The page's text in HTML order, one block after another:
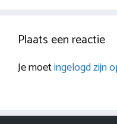
Plaats een reactie
Je moetingelogd zijn